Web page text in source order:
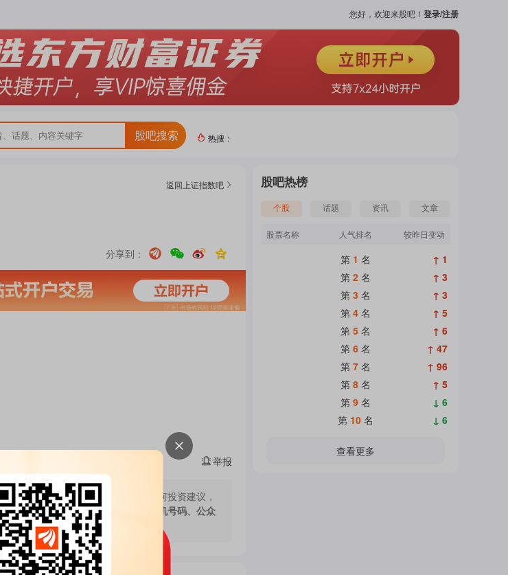
您好，欢迎来股吧！ 登录/注册
股吧搜索
热门
吧
热
题
热搜：
返回 上证指数吧
分享到：
举报
与本网站立场无关，不对您构成任何投资建议，
证券活动。请勿添加发言用户的手机号码、公众
股吧热榜
个股 话题 资讯 文章
股票名称 人气排名 较昨日变动
第 1 名
↑ 1
第 2 名
↑ 3
第 3 名
↑ 3
第 4 名
↑ 5
第 5 名
↑ 6
第 6 名
↑ 47
第 7 名
↑ 96
第 8 名
↑ 5
第 9 名
↓ 6
第 10 名 ↓ 6
查看更多